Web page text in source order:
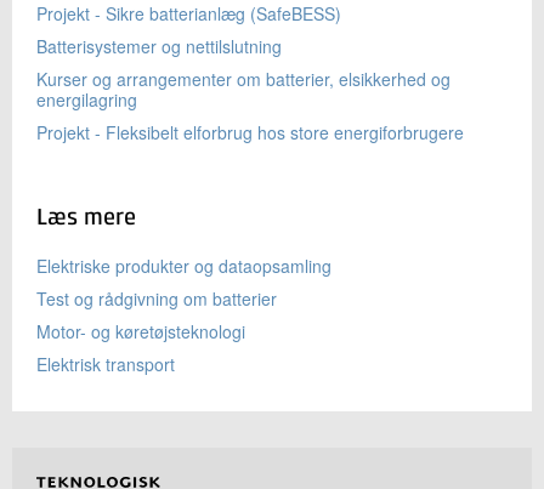
Projekt - Sikre batterianlæg (SafeBESS)
Batterisystemer og nettilslutning
Kurser og arrangementer om batterier, elsikkerhed og
energilagring
Projekt - Fleksibelt elforbrug hos store energiforbrugere
Læs mere
Elektriske produkter og dataopsamling
Test og rådgivning om batterier
Motor- og køretøjsteknologi
Elektrisk transport